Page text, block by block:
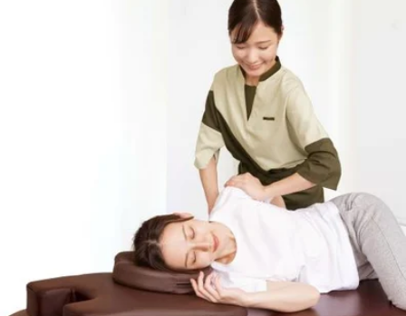
#さいたま新都心＿コクーンシティ＿大宮＿北浦和＿マッサージ
#さいたま新都心＿コクーンシティ＿大宮＿北浦和＿肩こり
#さいたま新都心＿コクーンシティ＿大宮＿北浦和＿腰痛
本日のご予約状況
こんにちは！Re.Ra.Kuコクーンシティ店です！本日もブログ
をご覧頂きありがとうございます(*^^*)2026年も始まり、気
づけば成人式も終わりあっという間にいつもの日常に戻りま
2026.01.13